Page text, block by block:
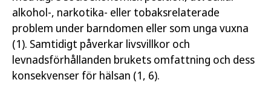
alkohol-, narkotika- eller tobaksrelaterade
problem under barndomen eller som unga vuxna
(1). Samtidigt påverkar livsvillkor och
levnadsförhållanden brukets omfattning och dess
konsekvenser för hälsan (1, 6).